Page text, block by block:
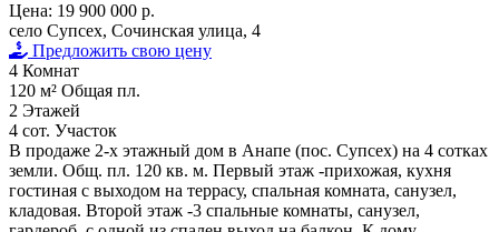
Цена: 19 900 000 р.
село Супсех, Сочинская улица, 4
Предложить свою цену
4 Комнат
120 м² Общая пл.
2 Этажей
4 сот. Участок
В продаже 2-х этажный дом в Анапе (пос. Супсех) на 4 сотках
земли. Общ. пл. 120 кв. м. Первый этаж -прихожая, кухня
гостиная с выходом на террасу, спальная комната, санузел,
кладовая. Второй этаж -3 спальные комнаты, санузел,